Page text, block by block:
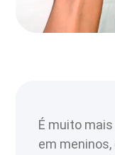
É muito
em